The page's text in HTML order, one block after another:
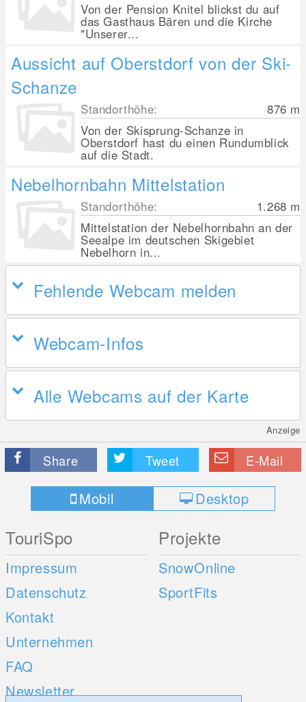
Von der Pension Knitel blickst du auf
das Gasthaus Bären und die Kirche
"Unserer...
Aussicht auf Oberstdorf von der Ski-
Schanze
Standorthöhe: 876 m
Von der Skisprung-Schanze in
Oberstdorf hast du einen Rundumblick
auf die Stadt.
Nebelhornbahn Mittelstation
Standorthöhe: 1.268 m
Mittelstation der Nebelhornbahn an der
Seealpe im deutschen Skigebiet
Nebelhorn in...
Fehlende Webcam melden
Webcam-Infos
Alle Webcams auf der Karte
Anzeige
Share Tweet E-Mail
Mobil Desktop
TouriSpo
Impressum
Datenschutz
Kontakt
Unternehmen
FAQ
Newsletter
Projekte
SnowOnline
SportFits